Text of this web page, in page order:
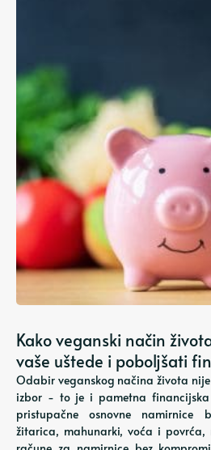
Kako veganski način
vaše uštede i poboljšati
Odabir veganskog načina života
izbor - to je i pametna financijska
pristupačne osnovne
žitarica, mahunarki, voća i povrća,